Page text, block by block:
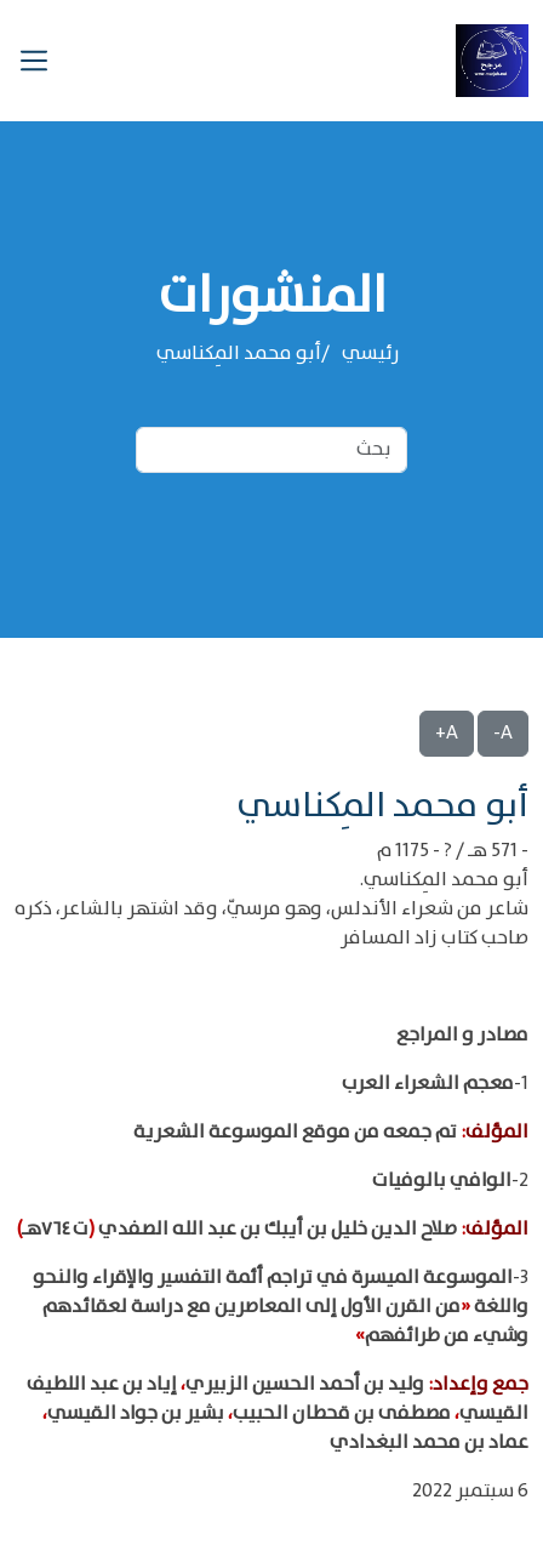
المنشورات
رئيسي ‌‌أبو محمد المِكناسي
A-
A+
‌‌أبو محمد المِكناسي
- 571 هـ / ? - 1175 م
أبو محمد المِكناسي.
شاعر من شعراء الأندلس، وهو مرسيّ، وقد اشتهر بالشاعر، ذكره
صاحب كتاب زاد المسافر
مصادر و المراجع
1- معجم الشعراء العرب
المؤلف:تم جمعه من موقع الموسوعة الشعرية
2- الوافي بالوفيات
المؤلف:صلاح الدين خليل بن أيبك بن عبد الله الصفدي(ت ٧٦٤هـ
)
3- الموسوعة الميسرة في تراجم أئمة التفسير والإقراء والنحو
واللغة«من القرن الأول إلى المعاصرين مع دراسة لعقائدهم
وشيء من طرائفهم»
جمع وإعداد: وليد بن أحمد الحسين الزبيري،إياد بن عبد اللطيف
القيسي،مصطفى بن قحطان الحبيب،بشير بن جواد القيسي،
عماد بن محمد البغدادي
6 سبتمبر 2022